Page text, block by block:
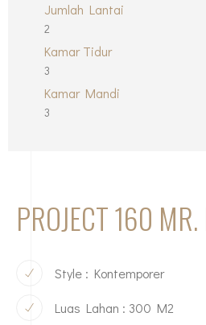
Jumlah Lantai
2
Kamar Tidur
3
Kamar Mandi
3
PROJECT 160
Style : Kontemporer
Luas Lahan : 300 M2